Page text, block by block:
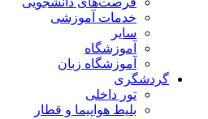
خدمات آموزشی
سایر
آموزشگاه
آموزشگاه زبان
گردشگری
تور داخلی
بلیط هواپیما و قطار